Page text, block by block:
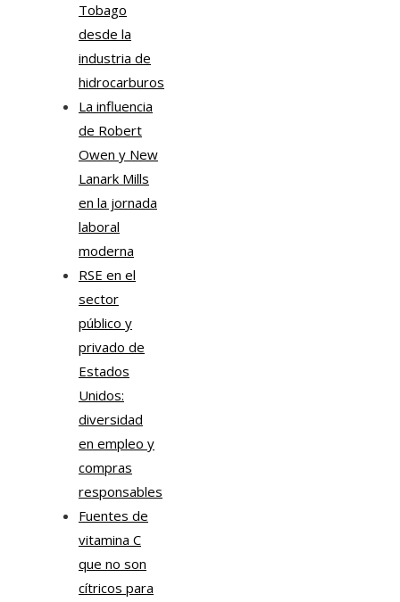
Tobago
desde la
industria de
hidrocarburos
La influencia
de Robert
Owen y New
Lanark Mills
en la jornada
laboral
moderna
RSE en el
sector
público y
privado de
Estados
Unidos:
diversidad
en empleo y
compras
responsables
Fuentes de
vitamina C
que no son
cítricos para